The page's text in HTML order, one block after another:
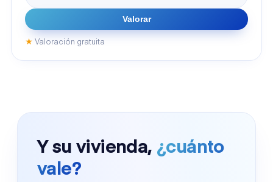
Valorar
★ Valoración gratuita
Y su vivienda, ¿cuánto
vale?